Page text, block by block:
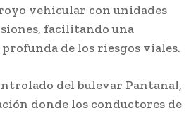
vehicular con unidades
facilitando una
de los riesgos viales.
del bulevar Pantanal,
donde los conductores de